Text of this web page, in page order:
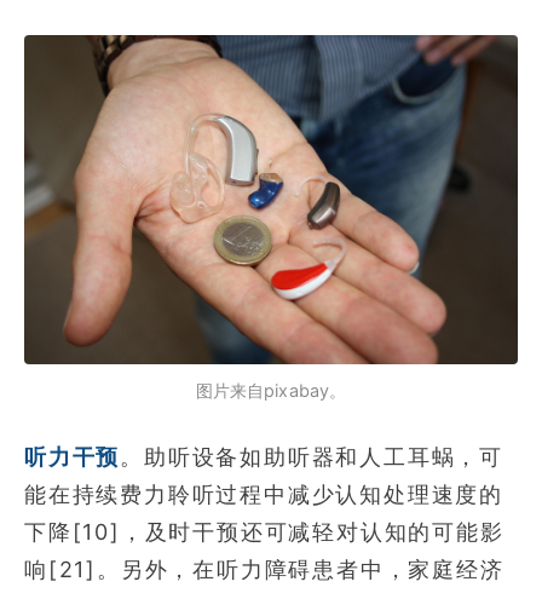
图片来自pixabay。
听力干预。助听设备如助听器和人工耳蜗，可
能在持续费力聆听过程中减少认知处理速度的
下降[10]，及时干预还可减轻对认知的可能影
响[21]。另外，在听力障碍患者中，家庭经济